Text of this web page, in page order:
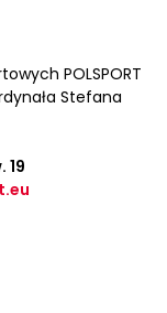
POLSPORT
Stefana
19